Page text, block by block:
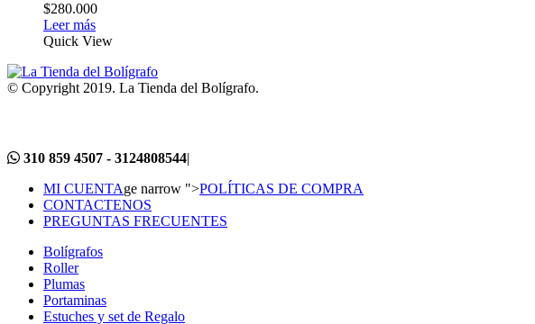
$280.000
Leer más
Quick View
© Copyright 2019. La Tienda del Bolígrafo.
310 859 4507 - 3124808544|
MI CUENTAge narrow ">POLÍTICAS DE COMPRA
CONTACTENOS
PREGUNTAS FRECUENTES
Bolígrafos
Roller
Plumas
Portaminas
Estuches y set de Regalo